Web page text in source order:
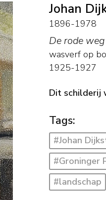
Johan
1896-1978
De rode weg
wasverf op
1925-1927
Dit schilderij
Tags:
#Johan
#Groninger
#landschap